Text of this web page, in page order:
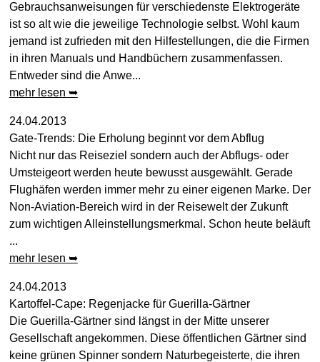
Gebrauchsanweisungen für verschiedenste Elektrogeräte
ist so alt wie die jeweilige Technologie selbst. Wohl kaum
jemand ist zufrieden mit den Hilfestellungen, die die Firmen
in ihren Manuals und Handbüchern zusammenfassen.
Entweder sind die Anwe...
mehr lesen ➥
24.04.2013
Gate-Trends: Die Erholung beginnt vor dem Abflug
Nicht nur das Reiseziel sondern auch der Abflugs- oder
Umsteigeort werden heute bewusst ausgewählt. Gerade
Flughäfen werden immer mehr zu einer eigenen Marke. Der
Non-Aviation-Bereich wird in der Reisewelt der Zukunft
zum wichtigen Alleinstellungsmerkmal. Schon heute beläuft
...
mehr lesen ➥
24.04.2013
Kartoffel-Cape: Regenjacke für Guerilla-Gärtner
Die Guerilla-Gärtner sind längst in der Mitte unserer
Gesellschaft angekommen. Diese öffentlichen Gärtner sind
keine grünen Spinner sondern Naturbegeisterte, die ihren